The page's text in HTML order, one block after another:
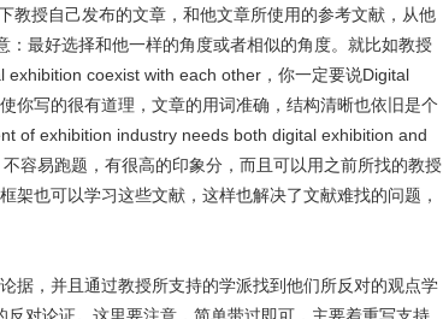
教授自己发布的文章，和他文章所使用的参考文献，从他
最好选择和他一样的角度或者相似的角度。就比如教授
coexist with each other，你一定要说Digital
你写的很有道理，文章的用词准确，结构清晰也依旧是个
of exhibition industry needs both digital exhibition and
容易跑题，有很高的印象分，而且可以用之前所找的教授
架也可以学习这些文献，这样也解决了文献难找的问题，
据，并且通过教授所支持的学派找到他们所反对的观点学